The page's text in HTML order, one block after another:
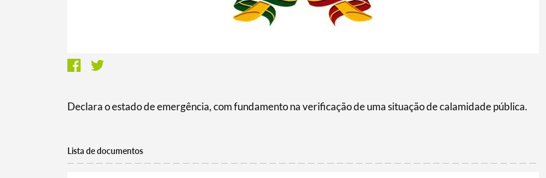
Declara o estado de emergência, com fundamento na verificação de uma situação de calamidade pública.
Lista de documentos